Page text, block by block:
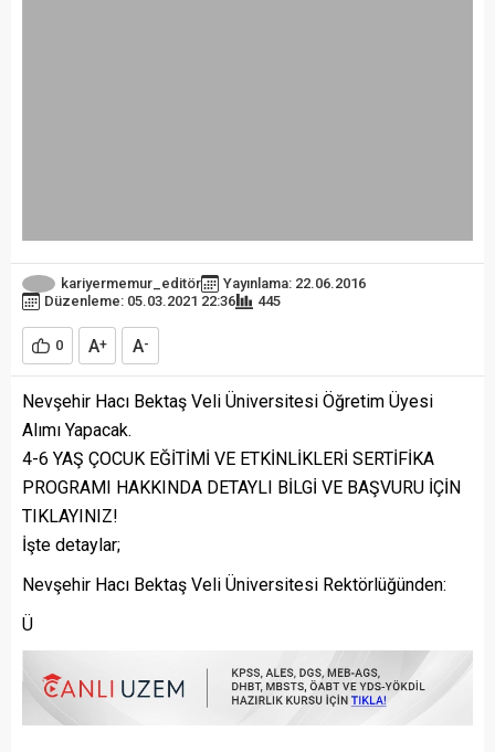
kariyermemur_editör
Yayınlama: 22.06.2016
Düzenleme: 05.03.2021 22:36
445
0 A+ A-
Nevşehir Hacı Bektaş Veli Üniversitesi Öğretim Üyesi
Alımı Yapacak.
4-6 YAŞ ÇOCUK EĞİTİMİ VE ETKİNLİKLERİ SERTİFİKA
PROGRAMI HAKKINDA DETAYLI BİLGİ VE BAŞVURU İÇİN
TIKLAYINIZ!
İşte detaylar;
Nevşehir Hacı Bektaş Veli Üniversitesi Rektörlüğünden:
Ü